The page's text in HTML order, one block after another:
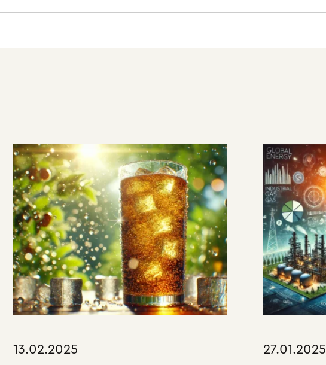
13.02.2025 27.01.2025